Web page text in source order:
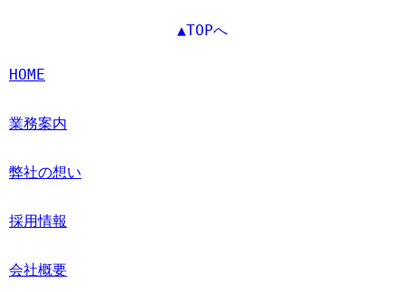
▲TOPへ
HOME
業務案内
弊社の想い
採用情報
会社概要